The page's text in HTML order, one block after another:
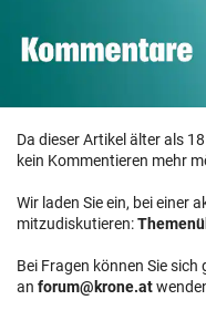
Da dieser Artikel älter als
kein Kommentieren mehr
Wir laden Sie ein, bei einer
mitzudiskutieren:
Bei Fragen können Sie
an forum@krone.at